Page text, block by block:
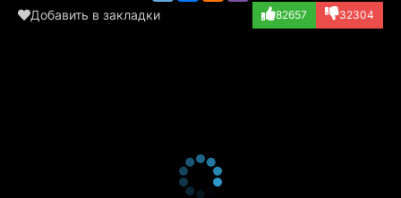
Добавить в закладки 82657 32304